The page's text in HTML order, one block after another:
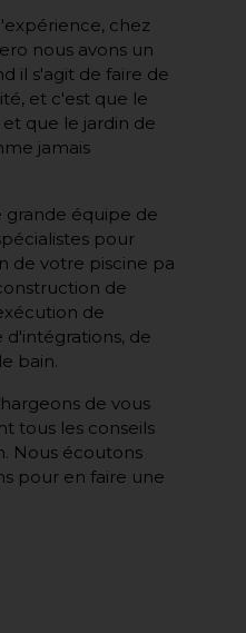
chez
nous avons un
il s'agit de faire de
et c'est que le
que le jardin de
jamais
grande équipe de
pour
de votre piscine pa
de
de
d'intégrations, de
bain.
de vous
tous les conseils
Nous écoutons
pour en faire une